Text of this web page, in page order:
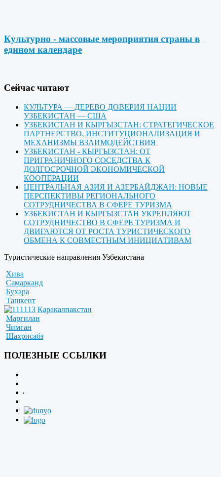
Культурно - массовые мероприятия страны в
едином календаре
Cейчас читают
КУЛЬТУРА — ДЕРЕВО ДОВЕРИЯ НАЦИИ
УЗБЕКИСТАН — США
УЗБЕКИСТАН И КЫРГЫЗСТАН: СТРАТЕГИЧЕСКОЕ
ПАРТНЕРСТВО, ИНСТИТУЦИОНАЛИЗАЦИЯ И
МЕХАНИЗМЫ ВЗАИМОДЕЙСТВИЯ
УЗБЕКИСТАН - КЫРГЫЗСТАН: ОТ
ПРИГРАНИЧНОГО СОСЕДСТВА К
ДОЛГОСРОЧНОЙ ЭКОНОМИЧЕСКОЙ
КООПЕРАЦИИ
ЦЕНТРАЛЬНАЯ АЗИЯ И АЗЕРБАЙДЖАН: НОВЫЕ
ПЕРСПЕКТИВЫ РЕГИОНАЛЬНОГО
СОТРУДНИЧЕСТВА В СФЕРЕ ТУРИЗМА
УЗБЕКИСТАН И КЫРГЫЗСТАН УКРЕПЛЯЮТ
СОТРУДНИЧЕСТВО В СФЕРЕ ТУРИЗМА И
ДВИГАЮТСЯ ОТ РОСТА ТУРИСТИЧЕСКОГО
ОБМЕНА К СОВМЕСТНЫМ ИНИЦИАТИВАМ
Туристические направления Узбекистана
Хива
Самарканд
Бухара
Ташкент
Каракалпакстан
Маргилан
Чимган
Шахрисабз
ПОЛЕЗНЫЕ ССЫЛКИ